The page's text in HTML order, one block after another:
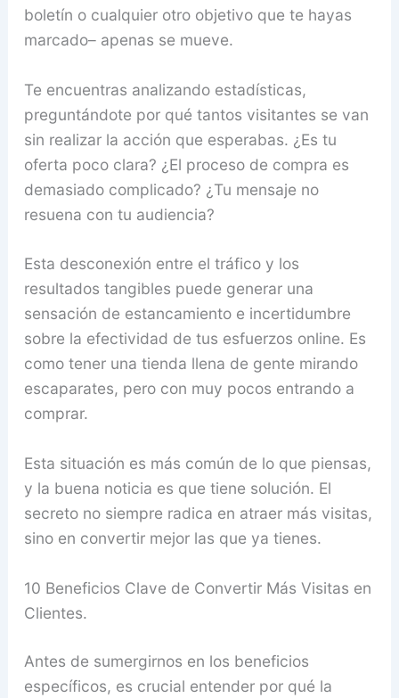
boletín o cualquier otro objetivo que te hayas
marcado– apenas se mueve.
Te encuentras analizando estadísticas,
preguntándote por qué tantos visitantes se van
sin realizar la acción que esperabas. ¿Es tu
oferta poco clara? ¿El proceso de compra es
demasiado complicado? ¿Tu mensaje no
resuena con tu audiencia?
Esta desconexión entre el tráfico y los
resultados tangibles puede generar una
sensación de estancamiento e incertidumbre
sobre la efectividad de tus esfuerzos online. Es
como tener una tienda llena de gente mirando
escaparates, pero con muy pocos entrando a
comprar.
Esta situación es más común de lo que piensas,
y la buena noticia es que tiene solución. El
secreto no siempre radica en atraer más visitas,
sino en convertir mejor las que ya tienes.
10 Beneficios Clave de Convertir Más Visitas en
Clientes.
Antes de sumergirnos en los beneficios
específicos, es crucial entender por qué la